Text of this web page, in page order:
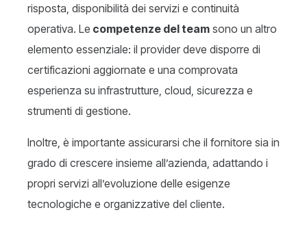
risposta, disponibilità dei servizi e continuità
operativa. Le competenze del team sono un altro
elemento essenziale: il provider deve disporre di
certificazioni aggiornate e una comprovata
esperienza su infrastrutture, cloud, sicurezza e
strumenti di gestione.
Inoltre, è importante assicurarsi che il fornitore sia in
grado di crescere insieme all’azienda, adattando i
propri servizi all’evoluzione delle esigenze
tecnologiche e organizzative del cliente.